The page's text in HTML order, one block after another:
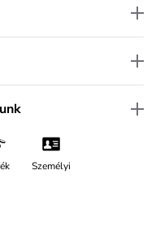
Személyi